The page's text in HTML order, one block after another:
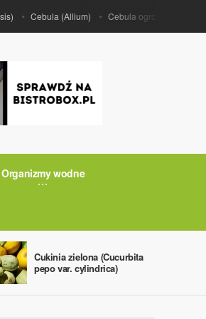
Cebula (Allium) Cebula ogrodowa (Allium
Organizmy wodne
Cukinia zielona (Cucurbita
pepo var. cylindrica)